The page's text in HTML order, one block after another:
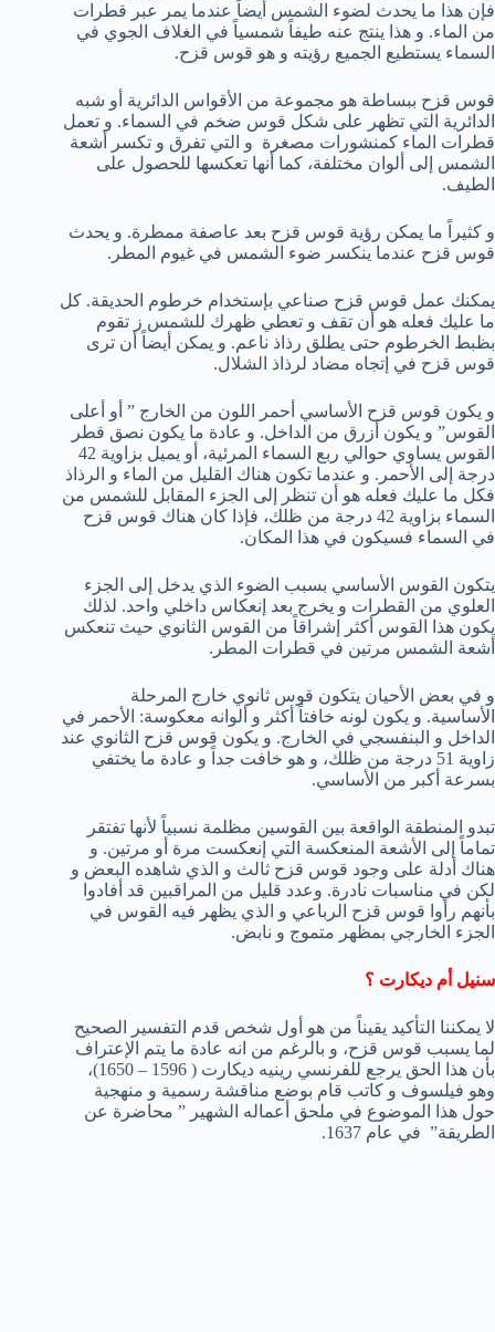
فإن هذا ما يحدث لضوء الشمس أيضاً عندما يمر عبر قطرات
من الماء. و هذا ينتج عنه طيفاً شمسياً في الغلاف الجوي في
السماء يستطيع الجميع رؤيته و هو قوس قزح.
قوس قزح ببساطة هو مجموعة من الأقواس الدائرية أو شبه
الدائرية التي تظهر على شكل قوس ضخم في السماء. و تعمل
قطرات الماء كمنشورات مصغرة و التي تفرق و تكسر أشعة
الشمس إلى ألوان مختلفة، كما أنها تعكسها للحصول على
الطيف.
و كثيراً ما يمكن رؤية قوس قزح بعد عاصفة ممطرة. و يحدث
قوس قزح عندما ينكسر ضوء الشمس في غيوم المطر.
يمكنك عمل قوس قزح صناعي بإستخدام خرطوم الحديقة. كل
ما عليك فعله هو أن تقف و تعطي ظهرك للشمس ز تقوم
بظبط الخرطوم حتى يطلق رذاذ ناعم. و يمكن أيضاً أن ترى
قوس قزح في إتجاه مضاد لرذاذ الشلال.
و يكون قوس قزح الأساسي أحمر اللون من الخارج ” أو أعلى
القوس” و يكون أزرق من الداخل. و عادة ما يكون نصق قطر
القوس يساوي حوالي ربع السماء المرئية، أو يميل بزاوية 42
درجة إلى الأحمر. و عندما تكون هناك القليل من الماء و الرذاذ
فكل ما عليك فعله هو أن تنظر إلى الجزء المقابل للشمس من
السماء بزاوية 42 درجة من ظلك، فإذا كان هناك قوس قزح
في السماء فسيكون في هذا المكان.
يتكون القوس الأساسي بسبب الضوء الذي يدخل إلى الجزء
العلوي من القطرات و يخرج بعد إنعكاس داخلي واحد. لذلك
يكون هذا القوس أكثر إشراقاً من القوس الثانوي حيث تنعكس
أشعة الشمس مرتين في قطرات المطر.
و في بعض الأحيان يتكون قوس ثانوي خارج المرحلة
الأساسية. و يكون لونه خافتاً أكثر و ألوانه معكوسة: الأحمر في
الداخل و البنفسجي في الخارج. و يكون قوس قزح الثانوي عند
زاوية 51 درجة من ظلك، و هو خافت جداً و عادة ما يختفي
بسرعة أكبر من الأساسي.
تبدو المنطقة الواقعة بين القوسين مظلمة نسبياً لأنها تفتقر
تماماً إلى الأشعة المنعكسة التي إنعكست مرة أو مرتين. و
هناك أدلة على وجود قوس قزح ثالث و الذي شاهده البعض و
لكن في مناسبات نادرة. وعدد قليل من المراقبين قد أفادوا
بأنهم رأوا قوس قزح الرباعي و الذي يظهر فيه القوس في
الجزء الخارجي بمظهر متموج و نابض.
سنيل أم ديكارت ؟
لا يمكننا التأكيد يقيناً من هو أول شخص قدم التفسير الصحيح
لما يسبب قوس قزح، و بالرغم من انه عادة ما يتم الإعتراف
بأن هذا الحق يرجع للفرنسي رينيه ديكارت ( 1596 – 1650)،
وهو فيلسوف و كاتب قام بوضع مناقشة رسمية و منهجية
حول هذا الموضوع في ملحق أعماله الشهير ” محاضرة عن
الطريقة” في عام 1637.